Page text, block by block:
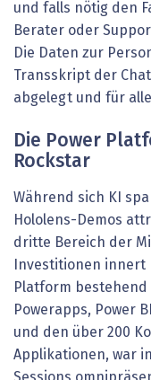
und falls nötig den
Berater oder
Die Daten zur
Transskript der
abgelegt und für
Die Power
Rockstar
Während sich KI
Hololens-Demos
dritte Bereich der
Investitionen innert
Platform bestehend
Powerapps, Power
und den über 200
Applikationen, war